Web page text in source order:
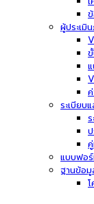
ผู้ประเมิ
ระเบียบ
แบบฟอ
ฐานข้อมู